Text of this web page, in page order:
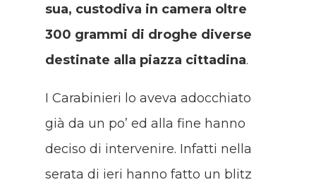
sua, custodiva in camera oltre
300 grammi di droghe diverse
destinate alla piazza cittadina.
I Carabinieri lo aveva adocchiato
già da un po’ ed alla fine hanno
deciso di intervenire. Infatti nella
serata di ieri hanno fatto un blitz